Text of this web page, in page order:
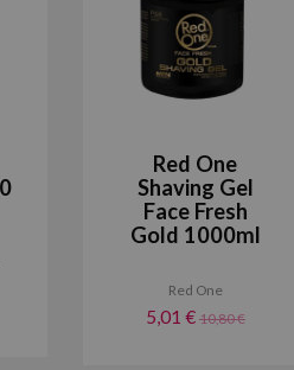
Red One
Shaving Gel
Face Fresh
Gold 1000ml
Red One
5,01 € 10,80 €